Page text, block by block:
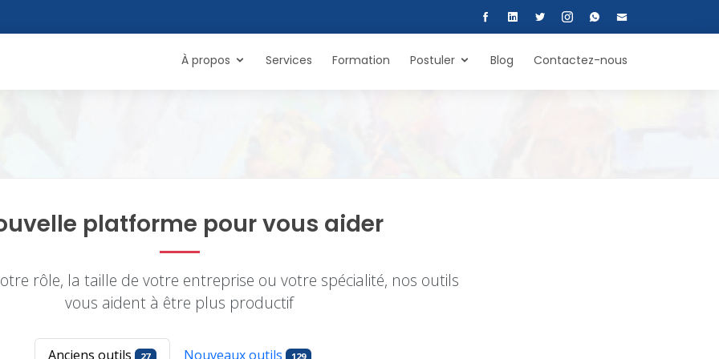
À propos Services Formation Postuler Blog Contactez-nous
platforme pour vous aider
rôle, la taille de votre entreprise ou votre spécialité, nos outils
vous aident à être plus productif
Anciens outils 27 Nouveaux outils 129